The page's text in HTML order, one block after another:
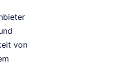
von